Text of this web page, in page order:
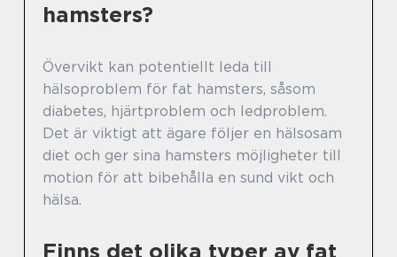
hamsters?
Övervikt kan potentiellt leda till
hälsoproblem för fat hamsters, såsom
diabetes, hjärtproblem och ledproblem.
Det är viktigt att ägare följer en hälsosam
diet och ger sina hamsters möjligheter till
motion för att bibehålla en sund vikt och
hälsa.
Finns det olika typer av fat